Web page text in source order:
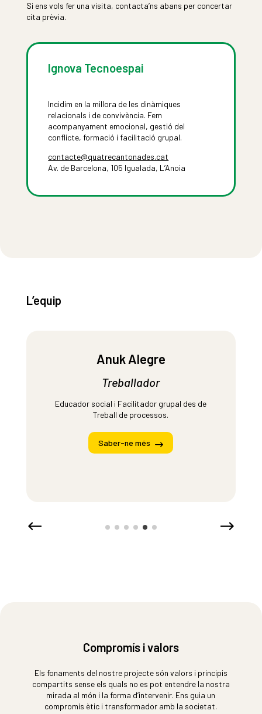
Si ens vols fer una visita, contacta’ns abans per concertar
cita prèvia.
Ignova Tecnoespai
Incidim en la millora de les dinàmiques
relacionals i de convivència. Fem
acompanyament emocional, gestió del
conflicte, formació i facilitació grupal.
contacte@quatrecantonades.cat
Av. de Barcelona, 105 Igualada, L’Anoia
L’equip
Anuk Alegre
Treballador
Educador social i Facilitador grupal des de
Treball de processos.
Saber-ne més
Compromís i valors
Els fonaments del nostre projecte són valors i principis
compartits sense els quals no es pot entendre la nostra
mirada al món i la forma d’intervenir. Ens guia un
compromís ètic i transformador amb la societat.